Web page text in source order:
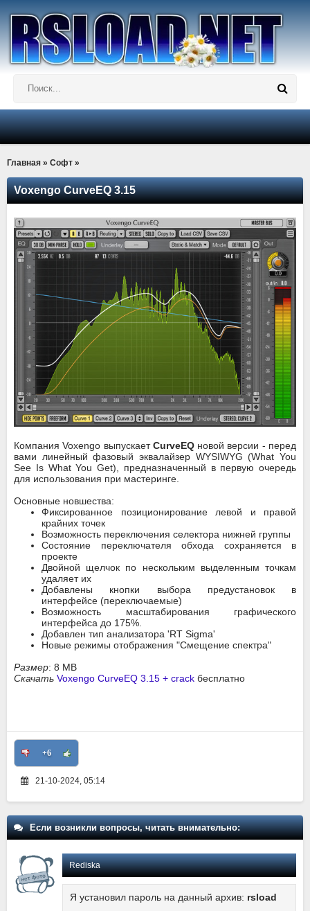
Главная » Софт »
Voxengo CurveEQ 3.15
Компания Voxengo выпускаетCurveEQновой версии - перед
вами линейный фазовый эквалайзер WYSIWYG (What You
See Is What You Get), предназначенный в первую очередь
для использования при мастеринге.
Основные новшества:
Фиксированное позиционирование левой и правой
крайних точек
Возможность переключения селектора нижней группы
Состояние переключателя обхода сохраняется в
проекте
Двойной щелчок по нескольким выделенным точкам
удаляет их
Добавлены кнопки выбора предустановок в
интерфейсе (переключаемые)
Возможность масштабирования графического
интерфейса до 175%.
Добавлен тип анализатора 'RT Sigma'
Новые режимы отображения "Смещение спектра"
Размер: 8 MB
Скачать Voxengo CurveEQ 3.15 + crack бесплатно
+6
21-10-2024, 05:14
Если возникли вопросы, читать внимательно:
Rediska
Я установил пароль на данный архив: rsload